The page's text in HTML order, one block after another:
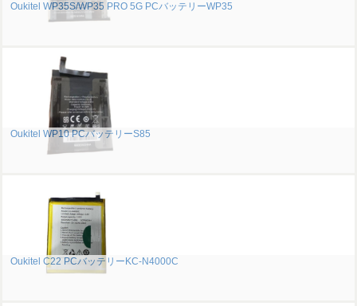
Oukitel WP35S/WP35 PRO 5G PCバッテリーWP35
Oukitel WP10 PCバッテリーS85
Oukitel C22 PCバッテリーKC-N4000C